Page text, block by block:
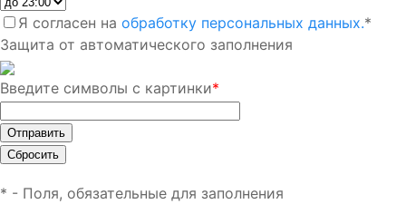
Я согласен на обработку персональных данных.*
Защита от автоматического заполнения
Введите символы с картинки*
* - Поля, обязательные для заполнения